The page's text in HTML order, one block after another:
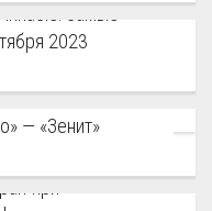
2023
— «Зенит»